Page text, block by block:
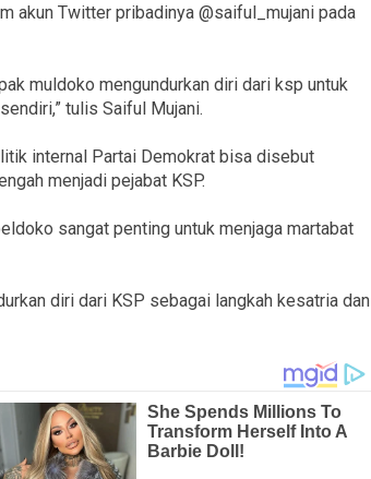
akun Twitter pribadinya @saiful_mujani pada
muldoko mengundurkan diri dari ksp untuk
tulis Saiful Mujani.
internal Partai Demokrat bisa disebut
menjadi pejabat KSP.
sangat penting untuk menjaga martabat
diri dari KSP sebagai langkah kesatria dan